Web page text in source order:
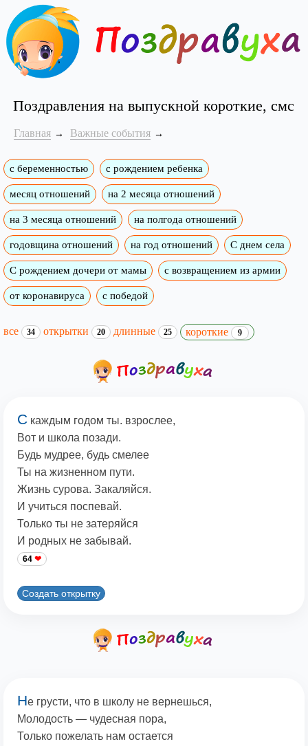
Поздравления на выпускной короткие, смс
Главная Важные события
с беременностью с рождением ребенка
месяц отношений на 2 месяца отношений
на 3 месяца отношений на полгода отношений
годовщина отношений на год отношений С днем села
С рождением дочери от мамы с возвращением из армии
от коронавируса с победой
все 34 открытки 20 длинные 25 короткие 9
С каждым годом ты. взрослее,
Вот и школа позади.
Будь мудрее, будь смелее
Ты на жизненном пути.
Жизнь сурова. Закаляйся.
И учиться поспевай.
Только ты не затеряйся
И родных не забывай.
64
Создать открытку
Не грусти, что в школу не вернешься,
Молодость — чудесная пора,
Только пожелать нам остается